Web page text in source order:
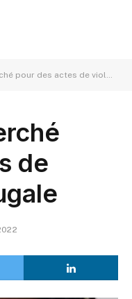
des actes de violence conjugale
de